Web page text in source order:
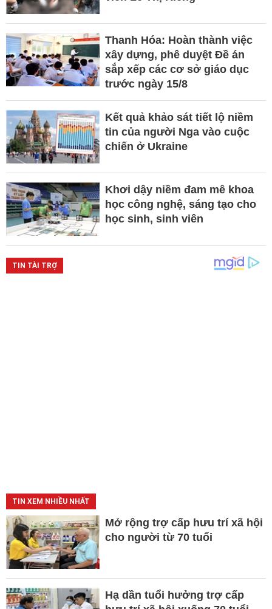
Thanh Hóa: Hoàn thành việc
xây dựng, phê duyệt Đề án
sắp xếp các cơ sở giáo dục
trước ngày 15/8
Kết quả khảo sát tiết lộ niềm
tin của người Nga vào cuộc
chiến ở Ukraine
Khơi dậy niềm đam mê khoa
học công nghệ, sáng tạo cho
học sinh, sinh viên
TIN XEM NHIỀU NHẤT
Mở rộng trợ cấp hưu trí xã hội
cho người từ 70 tuổi
Hạ dần tuổi hưởng trợ cấp